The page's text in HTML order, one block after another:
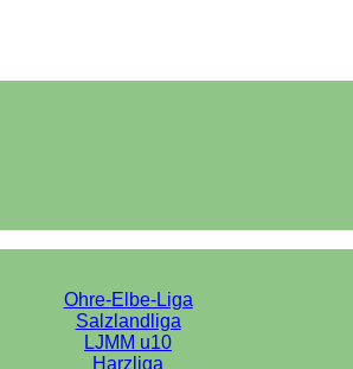
Ohre-Elbe-Liga
Salzlandliga
LJMM u10
Harzliga